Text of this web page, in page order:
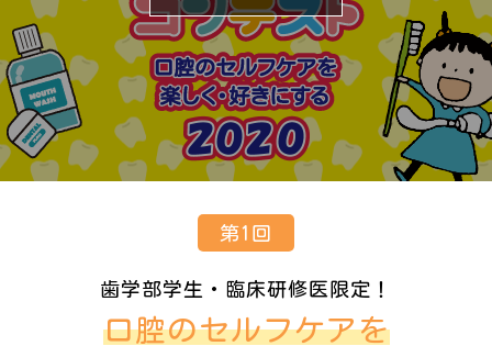
第1回
歯学部学生・臨床研修医限定！
口腔のセルフケアを